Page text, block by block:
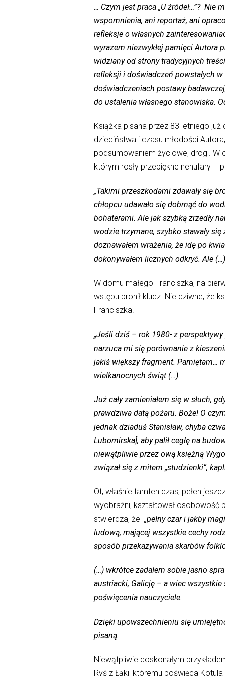
… Czym jest praca „U źródeł…”?
wspomnienia, ani reportaż, ani
refleksje o własnych
wyrazem niezwykłej pamięci Autora
widziany od strony tradycyjnych
refleksji i doświadczeń powstałych
doświadczeniach postawy
do ustalenia własnego stanowiska.
Książka pisana przez 83 letniego już
dzieciństwa i czasu młodości
podsumowaniem życiowej drogi. W
którym rosły przepiękne nenufary –
„Takimi przeszkodami zdawały się
chłopcu udawało się dobrnąć do
bohaterami. Ale jak szybką zrzedły
wodzie trzymane, szybko stawały
doznawałem wrażenia, że idę po
dokonywałem licznych odkryć. Ale
W domu małego Franciszka, na
wstępu bronił klucz. Nie dziwne, że
Franciszka.
„Jeśli dziś – rok 1980- z
narzuca mi się porównanie z
jakiś większy fragment. Pamiętam…
wielkanocnych świąt (…).
Już cały zamieniałem się w słuch,
prawdziwa datą pożaru. Boże! O
jednak dziaduś Stanisław, chyba
Lubomirska], aby palił cegłę na
niewątpliwie przez ową księżną
związał się z mitem „studzienki”,
Ot, właśnie tamten czas, pełen
wyobraźni, kształtował osobowość
stwierdza, że „pełny czar i jakby
ludową, mającej wszystkie cechy
sposób przekazywania skarbów
(…) wkrótce zadałem sobie jasno
austriacki, Galicję – a wiec
poświęcenia nauczyciele.
Dzięki upowszechnieniu się
pisaną.
Niewątpliwie doskonałym
Ryś z Łąki, któremu poświęca